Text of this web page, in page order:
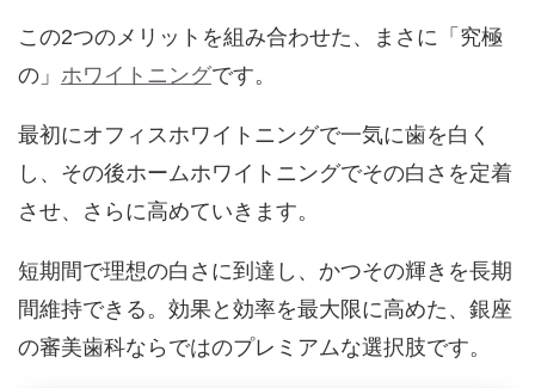
この2つのメリットを組み合わせた、まさに「究極
の」 ホワイトニングです。
最初にオフィスホワイトニングで一気に歯を白く
し、その後ホームホワイトニングでその白さを定着
させ、さらに高めていきます。
短期間で理想の白さに到達し、かつその輝きを長期
間維持できる。効果と効率を最大限に高めた、銀座
の審美歯科ならではのプレミアムな選択肢です。